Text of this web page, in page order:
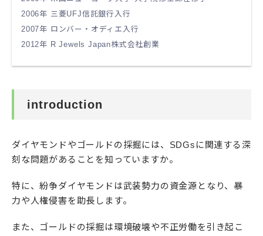
2006年 三菱UFJ信託銀行入行
2007年 ロンバー・オディエ入行
2012年 R Jewels Japan株式会社創業
introduction
ダイヤモンドやゴールドの採掘には、SDGsに関連する深
刻な問題があることを知っていますか。
特に、紛争ダイヤモンドは武装勢力の資金源となり、暴
力や人権侵害を助長します。
また、ゴールドの採掘は環境破壊や不正労働を引き起こ